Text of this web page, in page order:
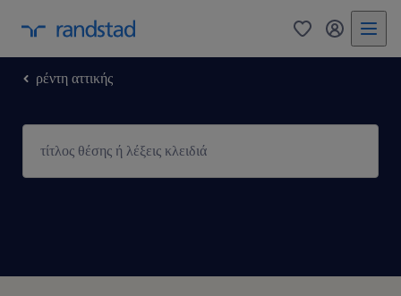
0 my
ρέντη αττικής